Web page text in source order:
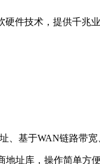
件技术，提供千兆
、基于WAN链路带宽
地址库，操作简单方便